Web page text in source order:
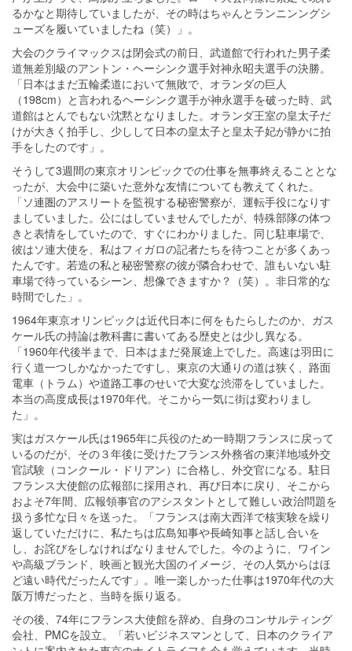
るかなと期待していましたが、その時はちゃんとランニンングシ
ューズを履いていましたね（笑）」。
大会のクライマックスは閉会式の前日、武道館で行われた男子柔
道無差別級のアントン・ヘーシンク選手対神永昭夫選手の決勝。
「日本はまだ五輪柔道において無敗で、オランダの巨人
（198cm）と言われるヘーシンク選手が神永選手を破った時、武
道館はとんでもない沈黙となりました。オランダ王室の皇太子だ
けが大きく拍手し、少しして日本の皇太子と皇太子妃が静かに拍
手をしたのです」。
そうして3週間の東京オリンピックでの仕事を無事終えることとな
ったが、大会中に築いた意外な友情についても教えてくれた。
「ソ連圏のアスリートを監視する秘密警察が、運転手役になりす
ましていました。公にはしていませんでしたが、特殊部隊の体つ
きと表情をしていたので、すぐにわかりました。同じ駐車場で、
彼はソ連大使を、私はフィガロの記者たちを待つことが多くあっ
たんです。若造の私と秘密警察の彼が隣合わせで、誰もいない駐
車場で待っているシーン、想像できますか？（笑）。非日常的な
時間でした」。
1964年東京オリンピックは近代日本に何をもたらしたのか、ガス
ケール氏の持論は教科書に書いてある歴史とは少し異なる。
「1960年代後半まで、日本はまだ発展途上でした。高速は羽田に
行く道一つしかなかったですし、東京の大通りの道は狭く、路面
電車（トラム）や道路工事のせいで大変な渋滞をしていました。
本当の高度成長は1970年代。そこから一気に街は変わりまし
た」。
実はガスケール氏は1965年に兵役のため一時期フランスに戻って
いるのだが、その３年後に受けたフランス外務省の東洋地域外交
官試験（コンクール・ドリアン）に合格し、外交官になる。駐日
フランス大使館の広報部に採用され、再び日本に戻り、そこから
およそ7年間、広報領事官のアシスタントとして難しい政治問題を
扱う多忙な日々を送った。「フランスは南大西洋で核実験を繰り
返していただけに、私たちは広島知事や長崎知事と話し合いを
し、お詫びをしなければなりませんでした。今のように、ワイン
や高級ブランド、映画と観光大国のイメージ、その人気からはほ
ど遠い時代だったんです」。唯一楽しかった仕事は1970年代の大
阪万博だったと、当時を振り返る。
その後、74年にフランス大使館を辞め、自身のコンサルティング
会社、PMCを設立。「若いビジネスマンとして、日本のクライア